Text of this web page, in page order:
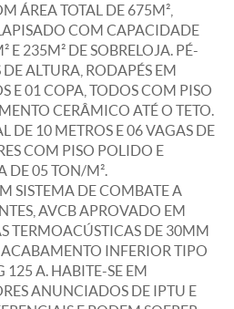
ÁREA TOTAL DE 675M²,
COM CAPACIDADE
E 235M² DE SOBRELOJA. PÉ-
ALTURA, RODAPÉS EM
E 01 COPA, TODOS COM PISO
CERÂMICO ATÉ O TETO.
DE 10 METROS E 06 VAGAS DE
COM PISO POLIDO E
DE 05 TON/M².
SISTEMA DE COMBATE A
AVCB APROVADO EM
TERMOACÚSTICAS DE 30MM
INFERIOR TIPO
125 A. HABITE-SE EM
ANUNCIADOS DE IPTU E